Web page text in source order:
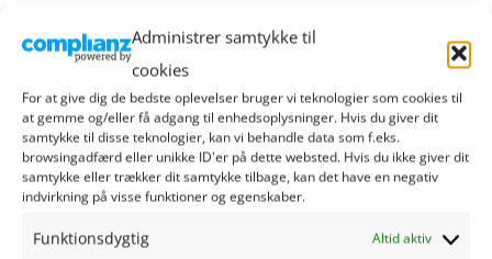
Administrer samtykke til
cookies
For at give dig de bedste oplevelser bruger vi teknologier som cookies til
at gemme og/eller få adgang til enhedsoplysninger. Hvis du giver dit
samtykke til disse teknologier, kan vi behandle data som f.eks.
browsingadfærd eller unikke ID'er på dette websted. Hvis du ikke giver dit
samtykke eller trækker dit samtykke tilbage, kan det have en negativ
indvirkning på visse funktioner og egenskaber.
Funktionsdygtig Altid aktiv
RIBE HANDEL
Sct. Nicolaj Gade 1
6760 Ribe
Tlf. 9390 1021